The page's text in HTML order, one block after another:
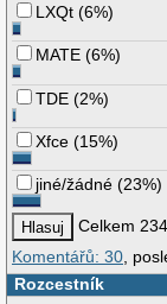
LXQt (6%)
MATE (6%)
TDE (2%)
Xfce (15%)
jiné/žádné (23%)
Celkem
Komentářů: 30 ,
Rozcestník